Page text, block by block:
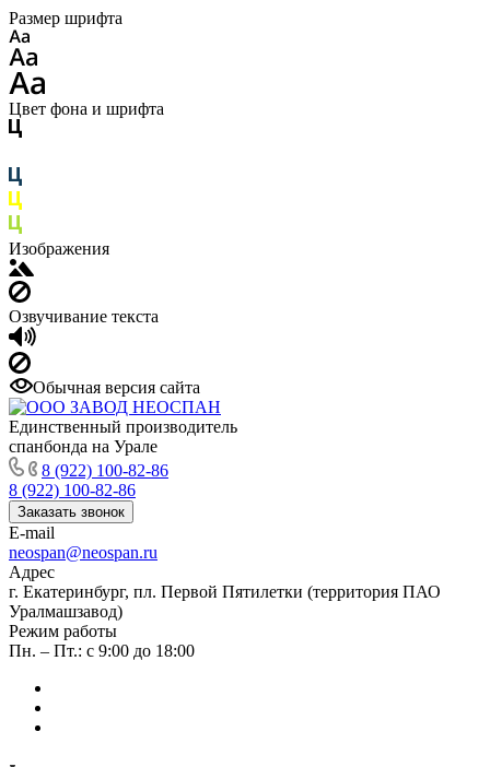
Размер шрифта
Цвет фона и шрифта
Изображения
Озвучивание текста
Обычная версия сайта
Единственный производитель
спанбонда на Урале
8 (922) 100-82-86
8 (922) 100-82-86
Заказать звонок
E-mail
neospan@neospan.ru
Адрес
г. Екатеринбург, пл. Первой Пятилетки (территория ПАО
Уралмашзавод)
Режим работы
Пн. – Пт.: с 9:00 до 18:00